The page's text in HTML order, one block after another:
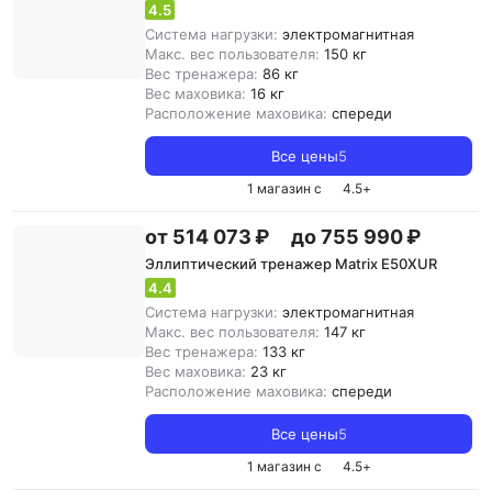
4.5
Система нагрузки: электромагнитная
Макс. вес пользователя: 150 кг
Вес тренажера: 86 кг
Вес маховика: 16 кг
Расположение маховика: спереди
Все цены5
1 магазин с 4.5+
от 514 073 ₽ до 755 990 ₽
Эллиптический тренажер Matrix E50XUR
4.4
Система нагрузки: электромагнитная
Макс. вес пользователя: 147 кг
Вес тренажера: 133 кг
Вес маховика: 23 кг
Расположение маховика: спереди
Все цены5
1 магазин с 4.5+